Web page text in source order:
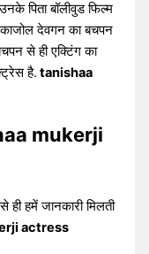
पिता बॉलीवुड फिल्म
देवगन का बचपन
से ही एक्टिंग का
है. tanishaa
mukerji
ही हमें जानकारी मिलती
actress